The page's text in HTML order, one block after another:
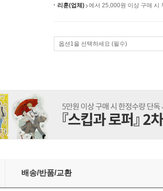
리훈(업체) 에서 25,000원 이상 구매 시
옵션1을 선택하세요 (필수)
배송/반품/교환